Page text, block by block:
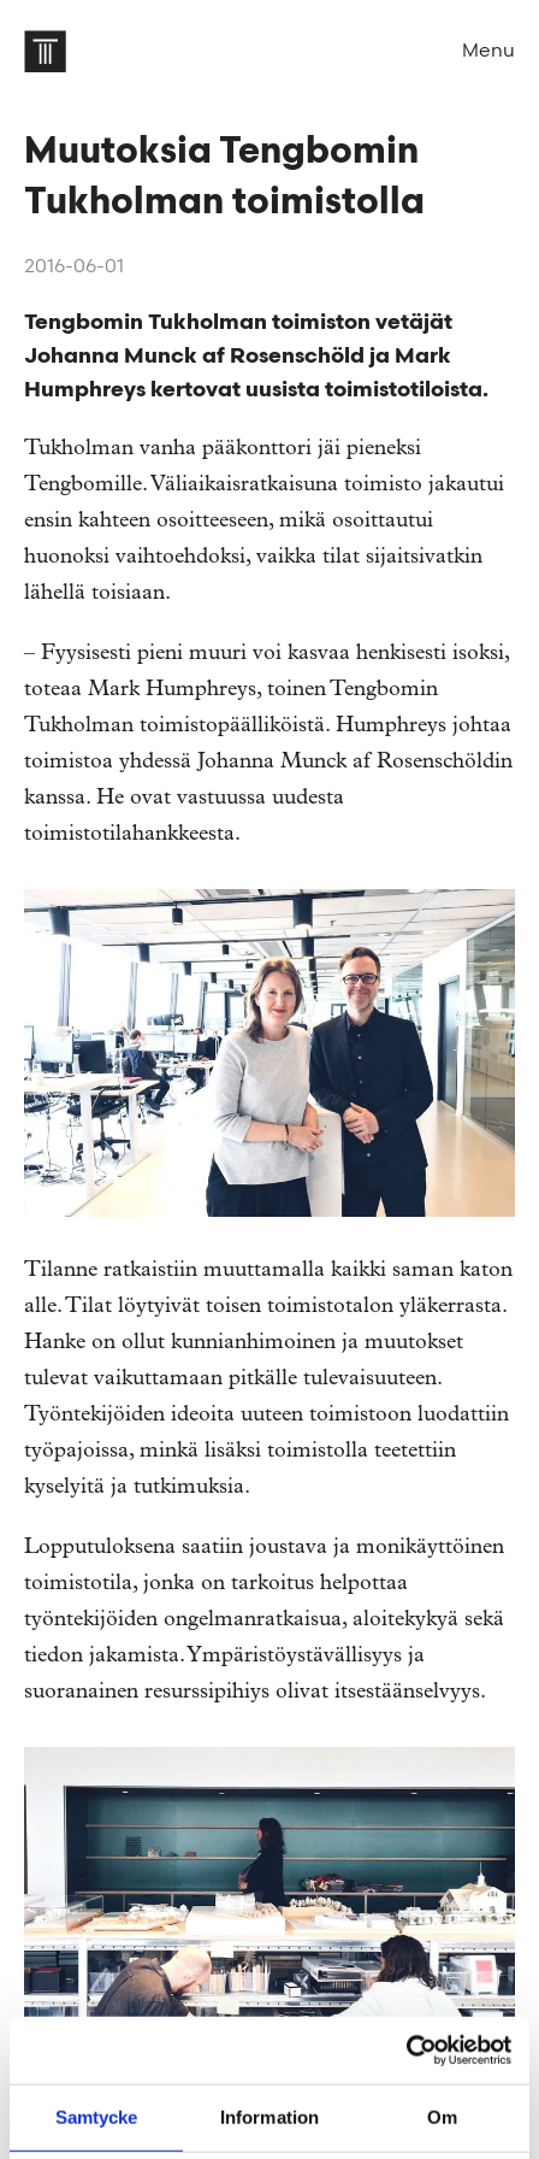
Samtycke Information Om
Menu
Muutoksia Tengbomin
Tukholman toimistolla
2016-06-01
Tengbomin Tukholman toimiston vetäjät
Johanna Munck af Rosenschöld ja Mark
Humphreys kertovat uusista toimistotiloista.
Tukholman vanha pääkonttori jäi pieneksi
Tengbomille. Väliaikaisratkaisuna toimisto jakautui
ensin kahteen osoitteeseen, mikä osoittautui
huonoksi vaihtoehdoksi, vaikka tilat sijaitsivatkin
lähellä toisiaan.
– Fyysisesti pieni muuri voi kasvaa henkisesti isoksi,
toteaa Mark Humphreys, toinen Tengbomin
Tukholman toimistopäälliköistä. Humphreys johtaa
toimistoa yhdessä Johanna Munck af Rosenschöldin
kanssa. He ovat vastuussa uudesta
toimistotilahankkeesta.
Tilanne ratkaistiin muuttamalla kaikki saman katon
alle. Tilat löytyivät toisen toimistotalon yläkerrasta.
Hanke on ollut kunnianhimoinen ja muutokset
tulevat vaikuttamaan pitkälle tulevaisuuteen.
Työntekijöiden ideoita uuteen toimistoon luodattiin
työpajoissa, minkä lisäksi toimistolla teetettiin
kyselyitä ja tutkimuksia.
Lopputuloksena saatiin joustava ja monikäyttöinen
toimistotila, jonka on tarkoitus helpottaa
työntekijöiden ongelmanratkaisua, aloitekykyä sekä
tiedon jakamista. Ympäristöystävällisyys ja
suoranainen resurssipihiys olivat itsestäänselvyys.